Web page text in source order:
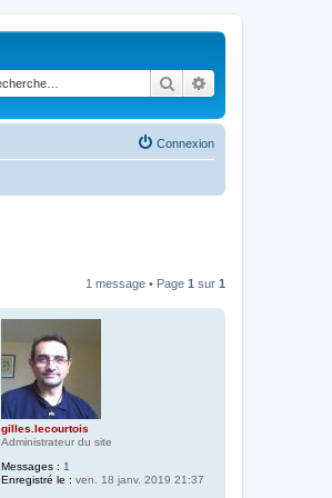
Rechercher
Connexion
1 message • Page 1 sur 1
gilles.lecourtois
Administrateur du site
Messages : 1
Enregistré le : ven. 18 janv. 2019 21:37